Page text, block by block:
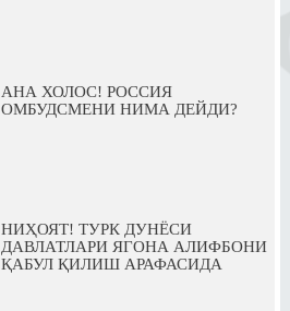
АНА ХОЛОС! РОССИЯ
ОМБУДСМЕНИ НИМА ДЕЙДИ?
НИҲОЯТ! ТУРК ДУНЁСИ
ДАВЛАТЛАРИ ЯГОНА АЛИФБОНИ
ҚАБУЛ ҚИЛИШ АРАФАСИДА